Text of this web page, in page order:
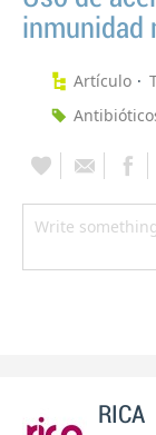
inmunidad
Artículo
RICA